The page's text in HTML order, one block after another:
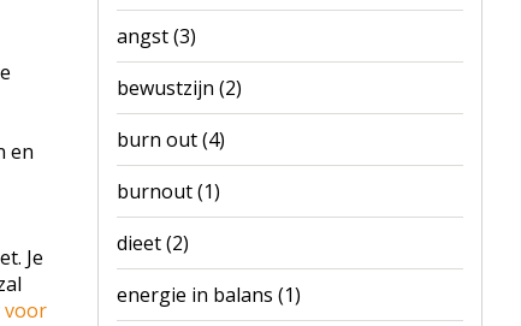
en
Je
voor
angst(3)
bewustzijn (2)
burn out(4)
burnout(1)
dieet(2)
energie in balans (1)